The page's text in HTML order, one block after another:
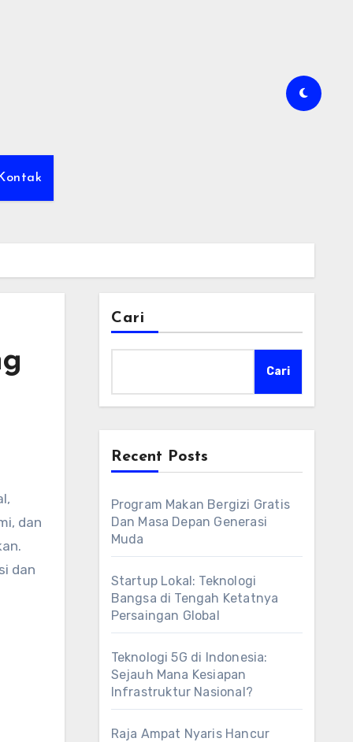
Kontak
dan
dan
Cari
Cari
Recent Posts
Program Makan Bergizi Gratis
Dan Masa Depan Generasi
Muda
Startup Lokal: Teknologi
Bangsa di Tengah Ketatnya
Persaingan Global
Teknologi 5G di Indonesia:
Sejauh Mana Kesiapan
Infrastruktur Nasional?
Raja Ampat Nyaris Hancur